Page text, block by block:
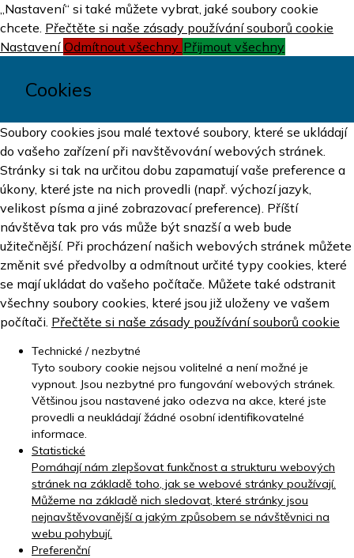
„Nastavení“ si také můžete vybrat, jaké soubory cookie
chcete. Přečtěte si naše zásady používání souborů cookie
Nastavení Odmítnout všechny Přijmout všechny
Cookies
Soubory cookies jsou malé textové soubory, které se ukládají
do vašeho zařízení při navštěvování webových stránek.
Stránky si tak na určitou dobu zapamatují vaše preference a
úkony, které jste na nich provedli (např. výchozí jazyk,
velikost písma a jiné zobrazovací preference). Příští
návštěva tak pro vás může být snazší a web bude
užitečnější. Při procházení našich webových stránek můžete
změnit své předvolby a odmítnout určité typy cookies, které
se mají ukládat do vašeho počítače. Můžete také odstranit
všechny soubory cookies, které jsou již uloženy ve vašem
počítači. Přečtěte si naše zásady používání souborů cookie
Technické / nezbytné
Tyto soubory cookie nejsou volitelné a není možné je
vypnout. Jsou nezbytné pro fungování webových stránek.
Většinou jsou nastavené jako odezva na akce, které jste
provedli a neukládají žádné osobní identifikovatelné
informace.
Statistické
Pomáhají nám zlepšovat funkčnost a strukturu webových
stránek na základě toho, jak se webové stránky používají.
Můžeme na základě nich sledovat, které stránky jsou
nejnavštěvovanější a jakým způsobem se návštěvnici na
webu pohybují.
Preferenční